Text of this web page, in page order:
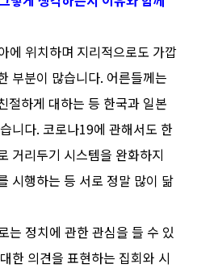
에 위치하며 지리적으로도 가깝
부분이 많습니다. 어른들께는
절하게 대하는 등 한국과 일본
니다. 코로나19에 관해서도 한
거리두기 시스템을 완화하지
시행하는 등 서로 정말 많이 닮
는 정치에 관한 관심을 들 수 있
한 의견을 표현하는 집회와 시